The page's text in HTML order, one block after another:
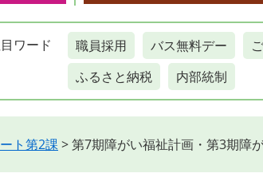
ワード 職員採用 バス無料デー
ふるさと納税
内部統制
ト第2課 >第7期障がい福祉計画・第3期障